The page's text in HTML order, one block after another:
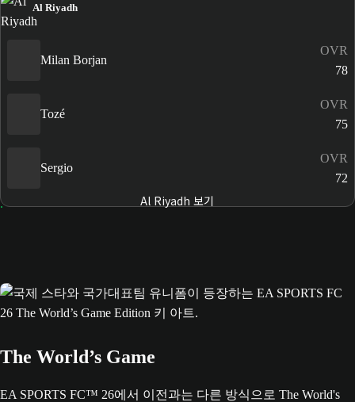
Al Riyadh
Milan Borjan
OVR
78
Tozé
OVR
75
Sergio
OVR
72
Al Riyadh 보기
The World’s Game
EA SPORTS FC™ 26에서 이전과는 다른 방식으로 The World's